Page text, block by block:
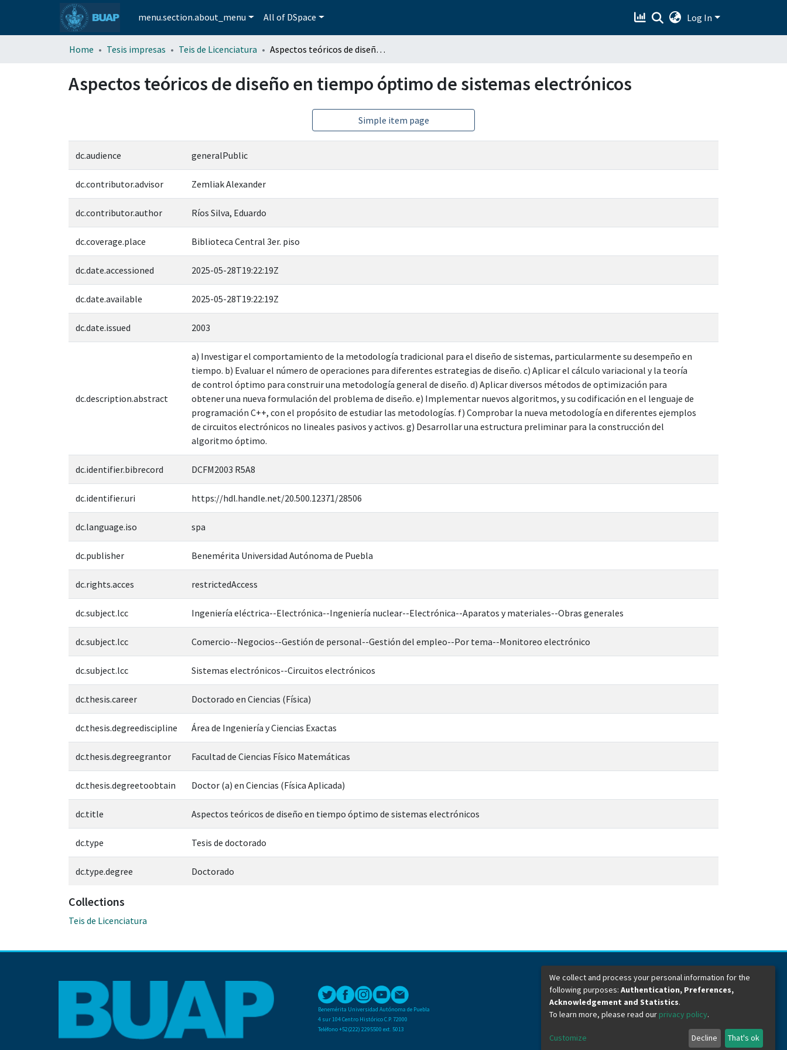
menu.section.about_menu All of DSpace Log In
Home Tesis impresas Teis de Licenciatura Aspectos teóricos de diseño en tiempo óptimo de sistemas electrónicos
Aspectos teóricos de diseño en tiempo óptimo de sistemas electrónicos
Simple item page
dc.audience generalPublic
dc.contributor.advisor Zemliak Alexander
dc.contributor.author Ríos Silva, Eduardo
dc.coverage.place Biblioteca Central 3er. piso
dc.date.accessioned 2025-05-28T19:22:19Z
dc.date.available 2025-05-28T19:22:19Z
dc.date.issued 2003
dc.description.abstract
a) Investigar el comportamiento de la metodología tradicional para el diseño de sistemas, particularmente su desempeño en
tiempo. b) Evaluar el número de operaciones para diferentes estrategias de diseño. c) Aplicar el cálculo variacional y la teoría
de control óptimo para construir una metodología general de diseño. d) Aplicar diversos métodos de optimización para
obtener una nueva formulación del problema de diseño. e) Implementar nuevos algoritmos, y su codificación en el lenguaje de
programación C++, con el propósito de estudiar las metodologías. f) Comprobar la nueva metodología en diferentes ejemplos
de circuitos electrónicos no lineales pasivos y activos. g) Desarrollar una estructura preliminar para la construcción del
algoritmo óptimo.
dc.identifier.bibrecord DCFM2003 R5A8
dc.identifier.uri https://hdl.handle.net/20.500.12371/28506
dc.language.iso spa
dc.publisher Benemérita Universidad Autónoma de Puebla
dc.rights.acces restrictedAccess
dc.subject.lcc Ingeniería eléctrica--Electrónica--Ingeniería nuclear--Electrónica--Aparatos y materiales--Obras generales
dc.subject.lcc Comercio--Negocios--Gestión de personal--Gestión del empleo--Por tema--Monitoreo electrónico
dc.subject.lcc Sistemas electrónicos--Circuitos electrónicos
dc.thesis.career Doctorado en Ciencias (Física)
dc.thesis.degreediscipline Área de Ingeniería y Ciencias Exactas
dc.thesis.degreegrantor Facultad de Ciencias Físico Matemáticas
dc.thesis.degreetoobtain Doctor (a) en Ciencias (Física Aplicada)
dc.title Aspectos teóricos de diseño en tiempo óptimo de sistemas electrónicos
dc.type Tesis de doctorado
dc.type.degree Doctorado
Collections
Teis de Licenciatura
Benemérita Universidad Autónoma de Puebla
4 sur 104 Centro Histórico C.P. 72000
Teléfono +52(222) 2295500 ext. 5013
Dirección General de Bibliotecas
Boulevard Valsequillo y Av. de las Torres
Ciudad Universitaria. Col. San Manuel
C.P. 72570
We collect and process your personal information for the
following purposes: Authentication, Preferences,
Acknowledgement and Statistics.
To learn more, please read our privacy policy.
Customize Decline That's ok